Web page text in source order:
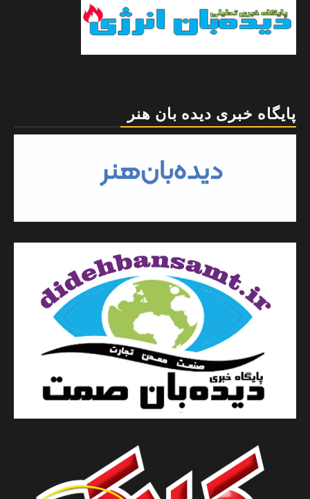
پایگاه خبری دیده بان هنر